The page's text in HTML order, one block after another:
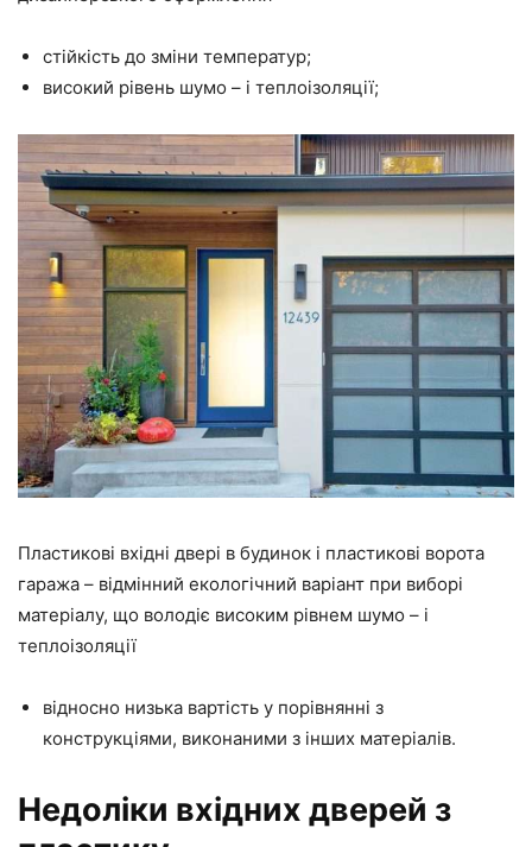
стійкість до зміни температур;
високий рівень шумо – і теплоізоляції;
Пластикові вхідні двері в будинок і пластикові ворота
гаража – відмінний екологічний варіант при виборі
матеріалу, що володіє високим рівнем шумо – і
теплоізоляції
відносно низька вартість у порівнянні з
конструкціями, виконаними з інших матеріалів.
Недоліки вхідних дверей з